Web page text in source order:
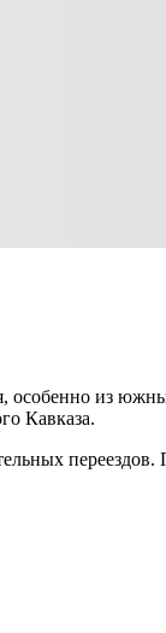
особенно из
Кавказа.
переездов.